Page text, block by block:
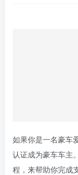
如果你是一名豪车
认证成为豪车车主
程，来帮助你完成